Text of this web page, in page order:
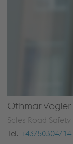
Othmar Vogler
Sales Road Safety
Tel. +43/50304/